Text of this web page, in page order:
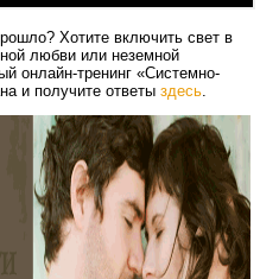
Хотите включить свет в
любви или неземной
онлайн-тренинг «Системно-
и получите ответы здесь